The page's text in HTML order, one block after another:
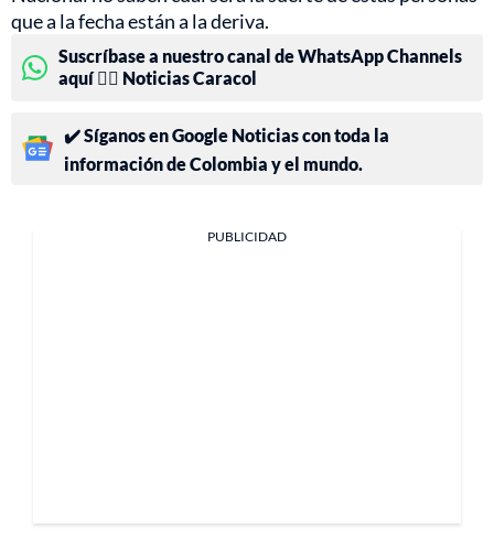
que a la fecha están a la deriva.
Suscríbase a nuestro canal de WhatsApp Channels
aquí 👉🏻 Noticias Caracol
✔️ Síganos en Google Noticias con toda la
información de Colombia y el mundo.
PUBLICIDAD